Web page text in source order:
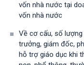
vốn nhà nước tại
vốn nhà nước
Về cơ cấu, số
trưởng, giám đốc,
hỗ trợ giáo dục khi